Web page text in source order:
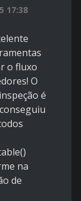
17:38
o fluxo
O
é
na
de